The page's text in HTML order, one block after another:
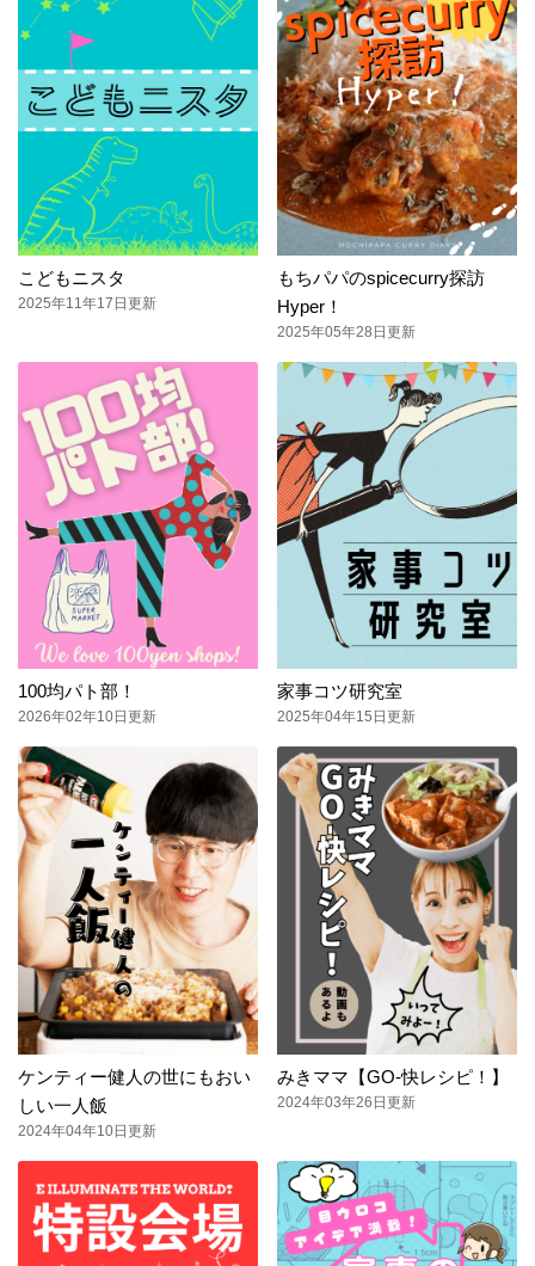
こどもニスタ
2025年11年17日更新
もちパパのspicecurry探訪
Hyper！
2025年05年28日更新
100均パト部！
2026年02年10日更新
家事コツ研究室
2025年04年15日更新
ケンティー健人の世にもおい
しい一人飯
2024年04年10日更新
みきママ【GO-快レシピ！】
2024年03年26日更新